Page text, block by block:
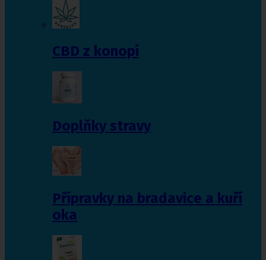
CBD z konopí
Doplňky stravy
Přípravky na bradavice a kuří
oka